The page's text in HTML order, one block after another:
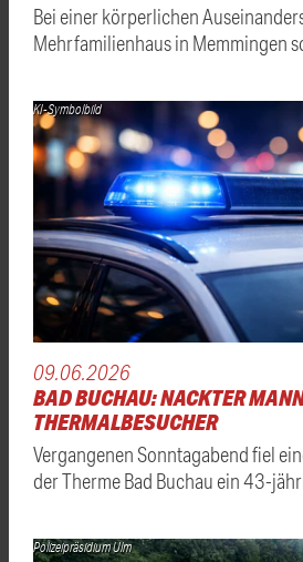
Bei einer körperlichen
Mehrfamilienhaus in Memmingen
KI-Symbolbild
09.06.2026
BAD BUCHAU: NACKTER
THERMALBESUCHER
Vergangenen Sonntagabend fiel
der Therme Bad Buchau ein 43-
Polizeipräsidium Ulm